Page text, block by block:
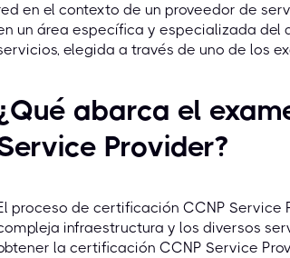
en el contexto de un proveedor de
un área específica y especializada del
elegida a través de uno de los
abarca el
Provider?
proceso de certificación CCNP
infraestructura y los diversos
la certificación CCNP Service